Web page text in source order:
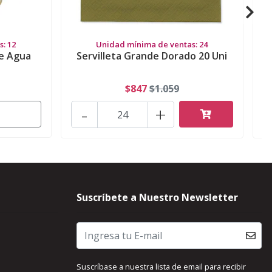
12
Agua
Unidad mínima de ventas: 24
Servilleta Grande Dorado 20 Uni
$847$1.059
+
-
Suscríbete a Nuestro Newsletter
Suscríbase a nuestra lista de email para recibir